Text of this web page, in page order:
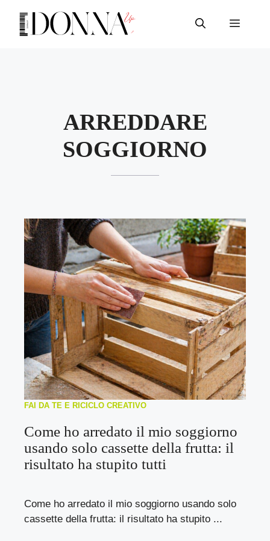
contenuto
Menu
ARREDDARE
SOGGIORNO
FAI DA TE E RICICLO CREATIVO
Come ho arredato il mio soggiorno
usando solo cassette della frutta: il
risultato ha stupito tutti
Come ho arredato il mio soggiorno usando solo
cassette della frutta: il risultato ha stupito ...